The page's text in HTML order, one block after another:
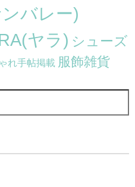
バレー)
ヤラ) シューズ
れ手帖掲載 服飾雑貨